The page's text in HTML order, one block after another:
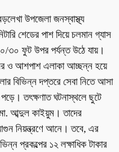
উপজেলা জনস্বাস্থ্য
শেডের পাশ দিয়ে চলমান গ্যাস
৩০ ফুট উপর পর্যন্ত উঠে যায়।
ও আশপাশ এলাকা আচ্ছন্ন হয়ে
বিভিন্ন দপ্তরে সেবা নিতে আসা
তৎক্ষণাত ঘটনাস্থলে ছুটে
আব্দুল কাইয়ুম। তাদের
আগুন নিয়ন্ত্রণে আনে। তবে, এর
প্রকল্পের ১২ লক্ষাধিক টাকার